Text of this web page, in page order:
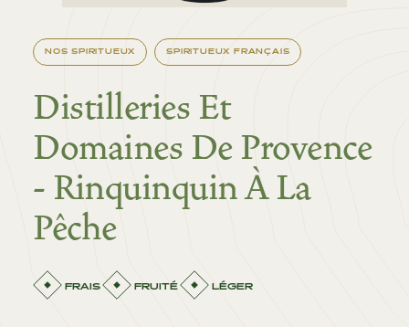
NOS SPIRITUEUX SPIRITUEUX FRANÇAIS
Distilleries Et
Domaines De Provence
- Rinquinquin À La
Pêche
FRAIS FRUITÉ LÉGER